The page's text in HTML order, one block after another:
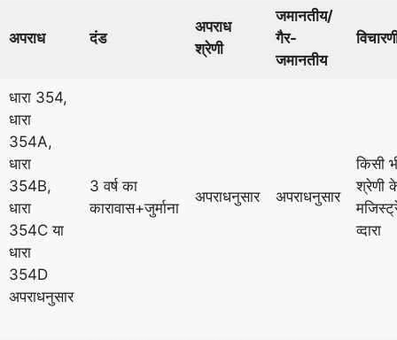
अपराध दंड
अपराध
श्रेणी
जमानतीय/
गैर-
जमानतीय
धारा 354,
धारा
354A,
धारा
354B,
धारा
354C या
धारा
354D
अपराधनुसार
3 वर्ष का
कारावास+जुर्माना
अपराधनुसार अपराधनुसार
किसी
श्रेणी
व्दारा